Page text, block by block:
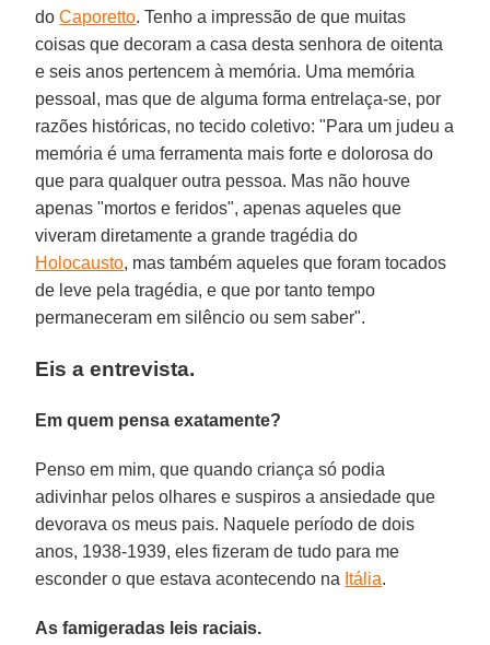
doCaporetto. Tenho a impressão de que muitas
coisas que decoram a casa desta senhora de oitenta
e seis anos pertencem à memória. Uma memória
pessoal, mas que de alguma forma entrelaça-se, por
razões históricas, no tecido coletivo: "Para um judeu a
memória é uma ferramenta mais forte e dolorosa do
que para qualquer outra pessoa. Mas não houve
apenas "mortos e feridos", apenas aqueles que
viveram diretamente a grande tragédia do
Holocausto, mas também aqueles que foram tocados
de leve pela tragédia, e que por tanto tempo
permaneceram em silêncio ou sem saber".
Eis a entrevista.
Em quem pensa exatamente?
Penso em mim, que quando criança só podia
adivinhar pelos olhares e suspiros a ansiedade que
devorava os meus pais. Naquele período de dois
anos, 1938-1939, eles fizeram de tudo para me
esconder o que estava acontecendo na Itália.
As famigeradas leis raciais.